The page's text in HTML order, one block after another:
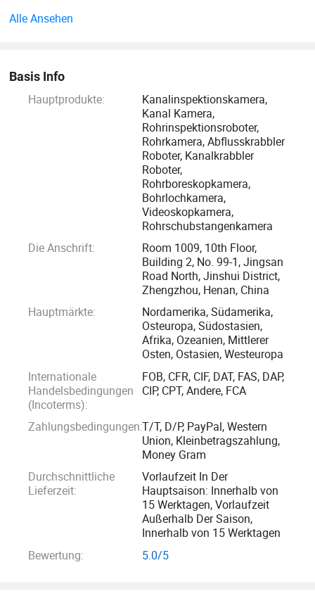
anmelden, viele Technologien sind in der führenden
Position in der Welt. Holen Sie sich das Zertifikat der High-
Tech-Unternehmen im Jahr 2016. Gleichzeitig hat das
Unternehmen viele Software-Urheberrechte registriert.
Seit der Gründung des Unternehmens in vielen Endoskop-
Serien erfolgreich, wie zum Beispiel industrielle Rohr
Endoskop-Serie, Gefäss Endoskop-Serie, Auto Endoskop-
Serie, Crawling Roboter-Serie, Polizei Endoskop-Serie,
Inspektionsreihe für Windkraft-Flügelrad. Unter diesen,
insbesondere, GT-Serie Endoskope und Crawling Roboter
sind bekannt für ihre High-Tech, portable, einfache
ist sehr beliebt bei Kunden im in-und Ausland, wie Sinopec,
PetroChina, China fünf Stromerzeugungsgruppen usw.
Verwandte Industrie wie technische Überwachung, Energie,
Petrochemie, Schiffsbau, Schienenverkehr, Lebensmittel
und Arzneimittel, Kommunalverwaltung etc.
Mit dem Auftrag: "Wissenschaft und Technologie fördern
industrielle Entwicklung", Unternehmensprinzip. "
Unternehmenskultur: Innovativ, Zusammenarbeit, Win-Win,
dankbar. Bleiben Sie an der Spitze der technologischen
Entwicklung, konzentrieren Sie sich auf die perfekte
Kombination von innovativer Technologie und
Praktikabilität. Nach den Prinzipien nationaler Innovation,
Alle Ansehen
Basis Info
Hauptprodukte:
Kanalinspektionskamera,
Kanal Kamera,
Rohrinspektionsroboter,
Rohrkamera, Abflusskrabbler
Roboter, Kanalkrabbler
Roboter,
Rohrboreskopkamera,
Bohrlochkamera,
Videoskopkamera,
Rohrschubstangenkamera
Die Anschrift:
Room 1009, 10th Floor,
Building 2, No. 99-1, Jingsan
Road North, Jinshui District,
Zhengzhou, Henan, China
Hauptmärkte:
Nordamerika, Südamerika,
Osteuropa, Südostasien,
Afrika, Ozeanien, Mittlerer
Osten, Ostasien, Westeuropa
Internationale
Handelsbedingungen
(Incoterms):
FOB, CFR, CIF, DAT, FAS, DAP,
CIP, CPT, Andere, FCA
Zahlungsbedingungen:T/T, D/P, PayPal, Western
Union, Kleinbetragszahlung,
Money Gram
Durchschnittliche
Lieferzeit:
Vorlaufzeit In Der
Hauptsaison: Innerhalb von
15 Werktagen, Vorlaufzeit
Außerhalb Der Saison,
Innerhalb von 15 Werktagen
Bewertung:
5.0/5